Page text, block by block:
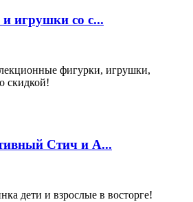
игрушки со с...
фигурки, игрушки,
скидкой!
Стич и А...
дети и взрослые в восторге!